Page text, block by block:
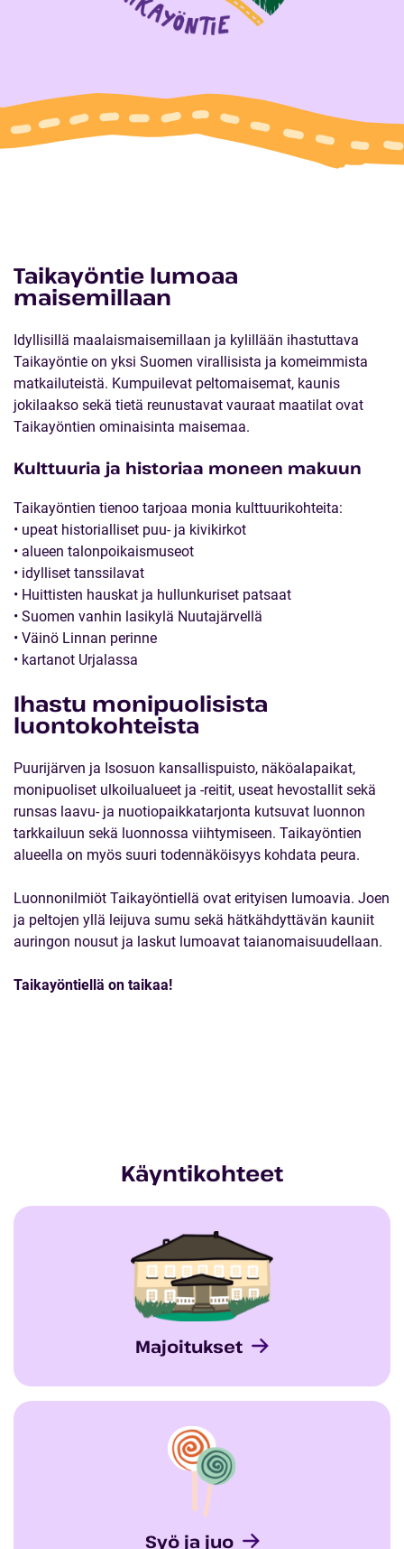
Taikayöntie lumoaa
maisemillaan
Idyllisillä maalaismaisemillaan ja kylillään ihastuttava
Taikayöntie on yksi Suomen virallisista ja komeimmista
matkailuteistä. Kumpuilevat peltomaisemat, kaunis
jokilaakso sekä tietä reunustavat vauraat maatilat ovat
Taikayöntien ominaisinta maisemaa.
Kulttuuria ja historiaa moneen makuun
Taikayöntien tienoo tarjoaa monia kulttuurikohteita:
• upeat historialliset puu- ja kivikirkot
• alueen talonpoikaismuseot
• idylliset tanssilavat
• Huittisten hauskat ja hullunkuriset patsaat
• Suomen vanhin lasikylä Nuutajärvellä
• Väinö Linnan perinne
• kartanot Urjalassa
Ihastu monipuolisista
luontokohteista
Puurijärven ja Isosuon kansallispuisto, näköalapaikat,
monipuoliset ulkoilualueet ja -reitit, useat hevostallit sekä
runsas laavu- ja nuotiopaikkatarjonta kutsuvat luonnon
tarkkailuun sekä luonnossa viihtymiseen. Taikayöntien
alueella on myös suuri todennäköisyys kohdata peura.
Luonnonilmiöt Taikayöntiellä ovat erityisen lumoavia. Joen
ja peltojen yllä leijuva sumu sekä hätkähdyttävän kauniit
auringon nousut ja laskut lumoavat taianomaisuudellaan.
Taikayöntiellä on taikaa!
Käyntikohteet
Majoitukset
Syö ja juo